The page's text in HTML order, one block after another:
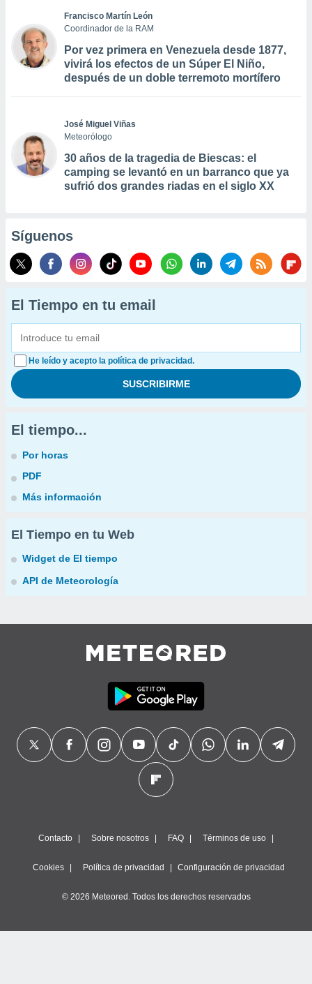
Francisco Martín León
Coordinador de la RAM
Por vez primera en Venezuela desde 1877,
vivirá los efectos de un Súper El Niño,
después de un doble terremoto mortífero
José Miguel Viñas
Meteorólogo
30 años de la tragedia de Biescas: el
camping se levantó en un barranco que ya
sufrió dos grandes riadas en el siglo XX
Síguenos
El Tiempo en tu email
He leído y acepto la política de privacidad.
El tiempo...
Por horas
PDF
Más información
El Tiempo en tu Web
Widget de El tiempo
API de Meteorología
Contacto Sobre nosotros FAQ Términos de uso
Cookies Política de privacidad Configuración de privacidad
© 2026 Meteored. Todos los derechos reservados